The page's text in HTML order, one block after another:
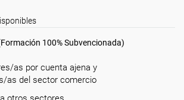
100% Subvencionada)
as por cuenta ajena y
as del sector comercio